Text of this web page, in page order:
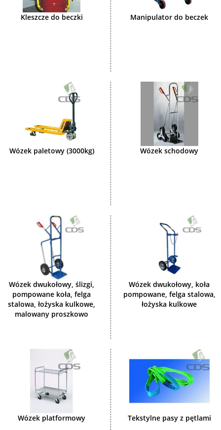
Kleszcze do beczki Manipulator do beczek
Wózek paletowy (3000kg) Wózek schodowy
Wózek dwukołowy, ślizgi,
pompowane koła, felga
stalowa, łożyska kulkowe,
malowany proszkowo
Wózek dwukołowy, koła
pompowane, felga stalowa,
łożyska kulkowe
Wózek platformowy Tekstylne pasy z pętlami